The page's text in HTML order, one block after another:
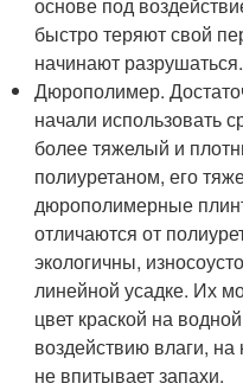
быстро теряют свой
начинают разрушаться.
Дюрополимер.
начали использовать
более тяжелый и
полиуретаном, его
дюрополимерные
отличаются от
экологичны,
линейной усадке. Их
цвет краской на
воздействию влаги,
не впитывает запахи.